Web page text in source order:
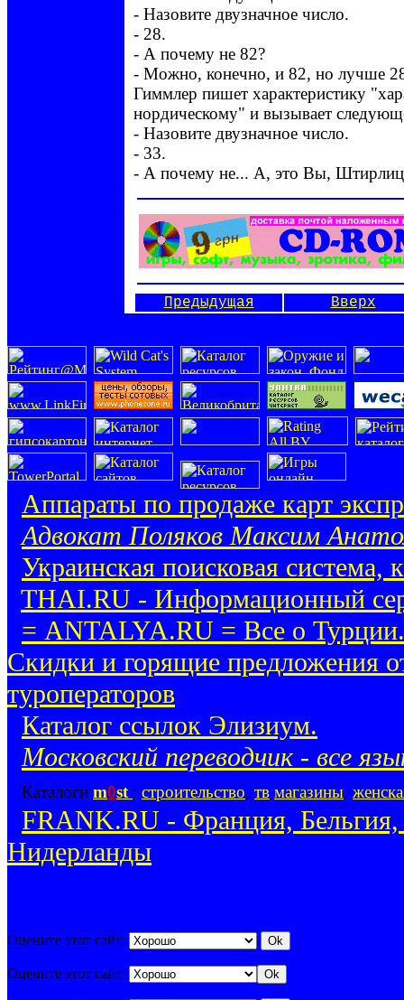
- Назовите двузначное число.
- 28.
- А почему не 82?
- Можно, конечно, и 82, но лучше
Гиммлер пишет характеристику
нордическому" и вызывает
- Назовите двузначное число.
- 33.
- А почему не... А, это Вы,
Предыдущая Вверх
Аппараты по продаже карт
Адвокат Поляков Максим
Украинская поисковая система,
THAI.RU - Информационный
= ANTALYA.RU = Все о
Скидки и горящие предложения
туроператоров
Каталог ссылок Элизиум.
Московский переводчик - все
Каталоги m0st : строительство, тв магазины,
FRANK.RU - Франция,
Нидерланды
Оцените этот сайт:
Оцените этот сайт: